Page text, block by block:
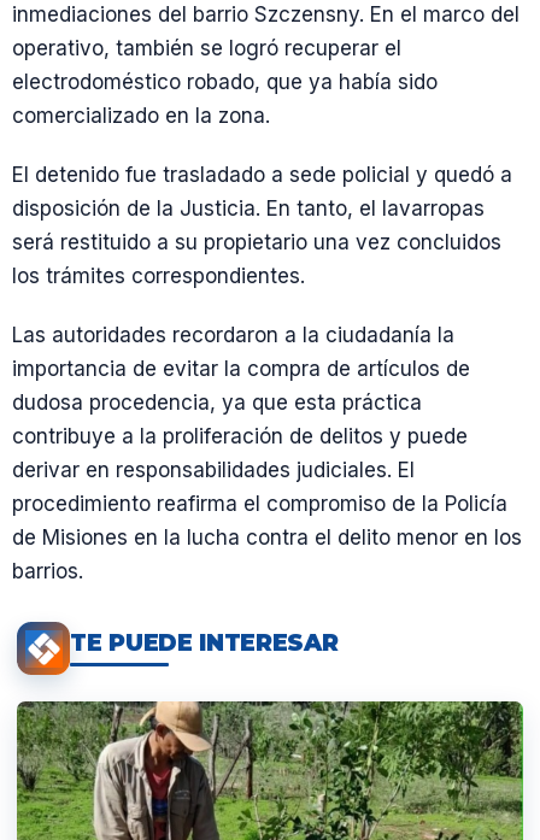
inmediaciones del barrio Szczensny. En el marco del
operativo, también se logró recuperar el
electrodoméstico robado, que ya había sido
comercializado en la zona.
El detenido fue trasladado a sede policial y quedó a
disposición de la Justicia. En tanto, el lavarropas
será restituido a su propietario una vez concluidos
los trámites correspondientes.
Las autoridades recordaron a la ciudadanía la
importancia de evitar la compra de artículos de
dudosa procedencia, ya que esta práctica
contribuye a la proliferación de delitos y puede
derivar en responsabilidades judiciales. El
procedimiento reafirma el compromiso de la Policía
de Misiones en la lucha contra el delito menor en los
barrios.
TE PUEDE INTERESAR